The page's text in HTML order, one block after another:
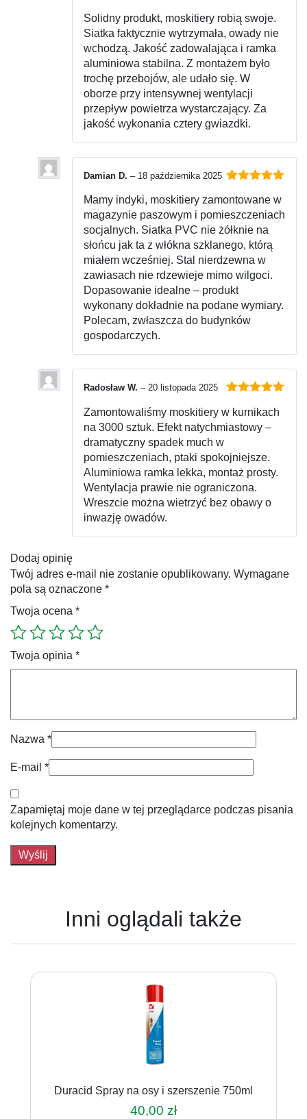
4na 5
Solidny produkt, moskitiery robią swoje.
Siatka faktycznie wytrzymała, owady nie
wchodzą. Jakość zadowalająca i ramka
aluminiowa stabilna. Z montażem było
trochę przebojów, ale udało się. W
oborze przy intensywnej wentylacji
przepływ powietrza wystarczający. Za
jakość wykonania cztery gwiazdki.
na 5
Damian D. – 18 października 2025
Mamy indyki, moskitiery zamontowane w
magazynie paszowym i pomieszczeniach
socjalnych. Siatka PVC nie żółknie na
słońcu jak ta z włókna szklanego, którą
miałem wcześniej. Stal nierdzewna w
zawiasach nie rdzewieje mimo wilgoci.
Dopasowanie idealne – produkt
wykonany dokładnie na podane wymiary.
Polecam, zwłaszcza do budynków
gospodarczych.
na 5
Radosław W. – 20 listopada 2025
Zamontowaliśmy moskitiery w kurnikach
na 3000 sztuk. Efekt natychmiastowy –
dramatyczny spadek much w
pomieszczeniach, ptaki spokojniejsze.
Aluminiowa ramka lekka, montaż prosty.
Wentylacja prawie nie ograniczona.
Wreszcie można wietrzyć bez obawy o
inwazję owadów.
Dodaj opinię
Twój adres e-mail nie zostanie opublikowany. Wymagane
pola są oznaczone *
Twoja ocena *
Twoja opinia *
Nazwa *
E-mail *
Zapamiętaj moje dane w tej przeglądarce podczas pisania
kolejnych komentarzy.
Inni oglądali także
Duracid Spray na osy i szerszenie 750ml
40,00 zł